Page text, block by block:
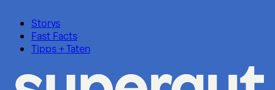
Storys
Fast Facts
Tipps + Taten